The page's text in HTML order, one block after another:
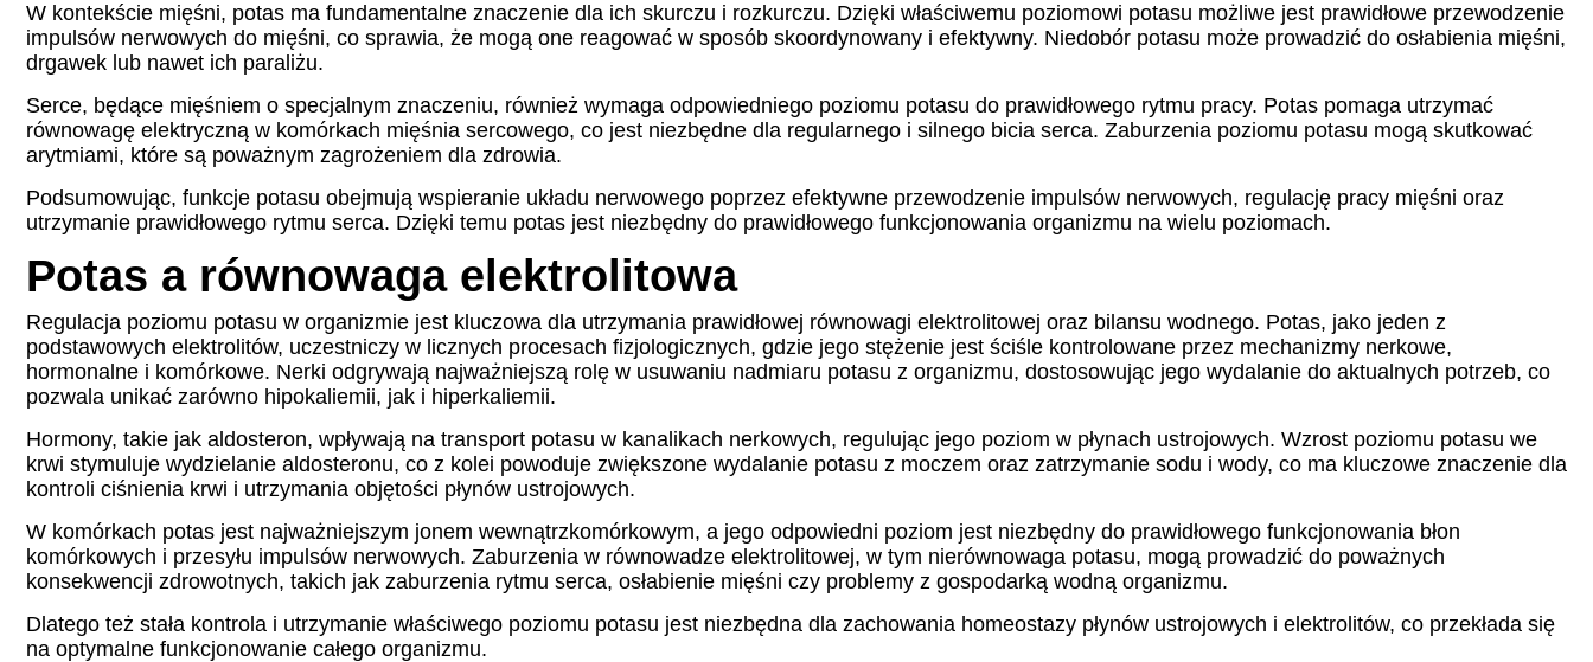
W kontekście mięśni, potas ma fundamentalne znaczenie dla ich skurczu i rozkurczu. Dzięki właściwemu poziomowi potasu możliwe jest prawidłowe przewodzenie
impulsów nerwowych do mięśni, co sprawia, że mogą one reagować w sposób skoordynowany i efektywny. Niedobór potasu może prowadzić do osłabienia mięśni,
drgawek lub nawet ich paraliżu.
Serce, będące mięśniem o specjalnym znaczeniu, również wymaga odpowiedniego poziomu potasu do prawidłowego rytmu pracy. Potas pomaga utrzymać
równowagę elektryczną w komórkach mięśnia sercowego, co jest niezbędne dla regularnego i silnego bicia serca. Zaburzenia poziomu potasu mogą skutkować
arytmiami, które są poważnym zagrożeniem dla zdrowia.
Podsumowując, funkcje potasu obejmują wspieranie układu nerwowego poprzez efektywne przewodzenie impulsów nerwowych, regulację pracy mięśni oraz
utrzymanie prawidłowego rytmu serca. Dzięki temu potas jest niezbędny do prawidłowego funkcjonowania organizmu na wielu poziomach.
Potas a równowaga elektrolitowa
Regulacja poziomu potasu w organizmie jest kluczowa dla utrzymania prawidłowej równowagi elektrolitowej oraz bilansu wodnego. Potas, jako jeden z
podstawowych elektrolitów, uczestniczy w licznych procesach fizjologicznych, gdzie jego stężenie jest ściśle kontrolowane przez mechanizmy nerkowe,
hormonalne i komórkowe. Nerki odgrywają najważniejszą rolę w usuwaniu nadmiaru potasu z organizmu, dostosowując jego wydalanie do aktualnych potrzeb, co
pozwala unikać zarówno hipokaliemii, jak i hiperkaliemii.
Hormony, takie jak aldosteron, wpływają na transport potasu w kanalikach nerkowych, regulując jego poziom w płynach ustrojowych. Wzrost poziomu potasu we
krwi stymuluje wydzielanie aldosteronu, co z kolei powoduje zwiększone wydalanie potasu z moczem oraz zatrzymanie sodu i wody, co ma kluczowe znaczenie dla
kontroli ciśnienia krwi i utrzymania objętości płynów ustrojowych.
W komórkach potas jest najważniejszym jonem wewnątrzkomórkowym, a jego odpowiedni poziom jest niezbędny do prawidłowego funkcjonowania błon
komórkowych i przesyłu impulsów nerwowych. Zaburzenia w równowadze elektrolitowej, w tym nierównowaga potasu, mogą prowadzić do poważnych
konsekwencji zdrowotnych, takich jak zaburzenia rytmu serca, osłabienie mięśni czy problemy z gospodarką wodną organizmu.
Dlatego też stała kontrola i utrzymanie właściwego poziomu potasu jest niezbędna dla zachowania homeostazy płynów ustrojowych i elektrolitów, co przekłada się
na optymalne funkcjonowanie całego organizmu.